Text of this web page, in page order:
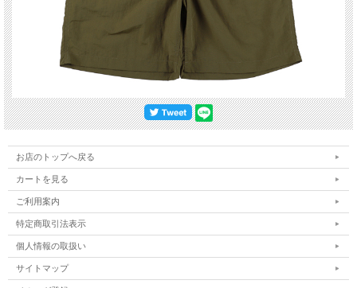
お店のトップへ戻る
カートを見る
ご利用案内
特定商取引法表示
個人情報の取扱い
サイトマップ